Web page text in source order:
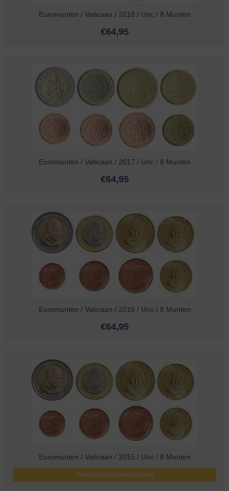
Euromunten / Vaticaan / 2018 / Unc / 8 Munten
€64,95
Euromunten / Vaticaan / 2017 / Unc / 8 Munten
€64,95
Euromunten / Vaticaan / 2016 / Unc / 8 Munten
€64,95
Euromunten / Vaticaan / 2015 / Unc / 8 Munten
Melding bij beschikbaarheid